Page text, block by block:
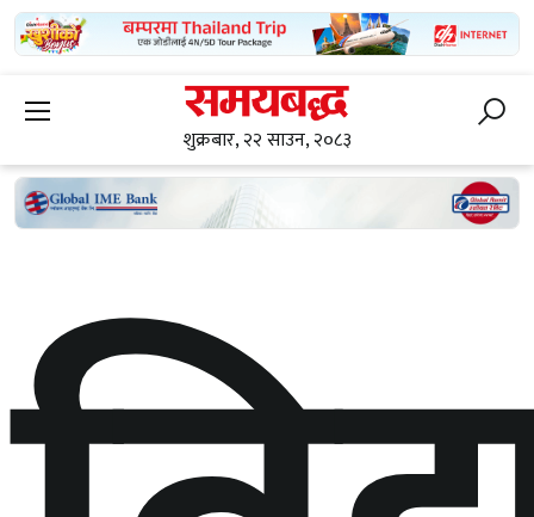
शुक्रबार, २२ साउन, २०८३